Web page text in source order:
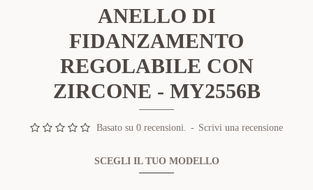
ANELLO DI
FIDANZAMENTO
REGOLABILE CON
ZIRCONE - MY2556B
Basato su 0 recensioni. - Scrivi una recensione
SCEGLI IL TUO MODELLO